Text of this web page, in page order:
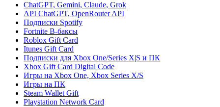
ChatGPT, Gemini, Claude, Grok
API ChatGPT, OpenRouter API
Подписки Spotify
Fortnite В-баксы
Roblox Gift Card
Itunes Gift Card
Подписки для Xbox One/Series X|S и ПК
Xbox Gift Card Digital Code
Игры на Xbox One, Xbox Series X/S
Игры на ПК
Steam Wallet Gift
Playstation Network Card